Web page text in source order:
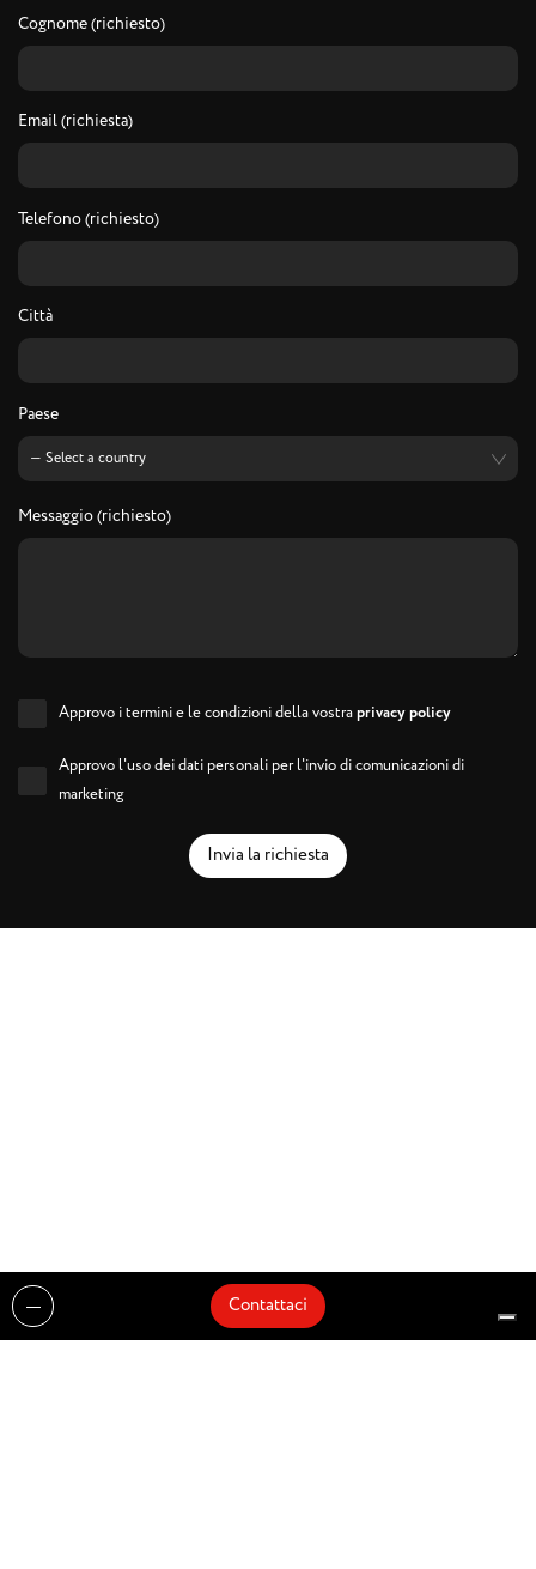
Cognome (richiesto)
Email (richiesta)
Telefono (richiesto)
Città
Paese
Messaggio (richiesto)
Approvo i termini e le condizioni della vostraprivacy policy
Approvo l'uso dei dati personali per l'invio di comunicazioni di
marketing
Invia la richiesta
Contattaci